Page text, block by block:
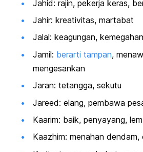
Jahid: rajin, pekerja keras,
Jahir: kreativitas, martabat
Jalal: keagungan,
Jamil: berarti tampan,
mengesankan
Jaran: tetangga, sekutu
Jareed: elang, pembawa
Kaarim: baik, penyayang,
Kaazhim: menahan dendam,